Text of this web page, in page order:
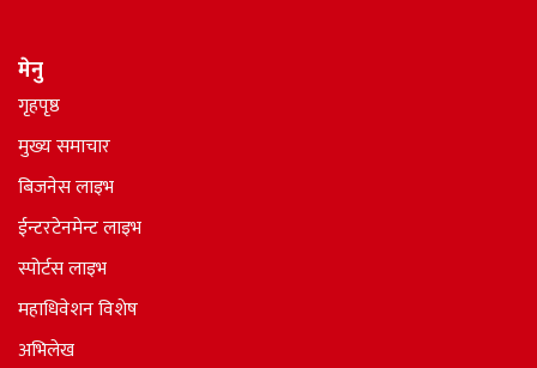
मेनु
गृहपृष्ठ
मुख्य समाचार
बिजनेस लाइभ
ईन्टरटेनमेन्ट लाइभ
स्पोर्टस लाइभ
महाधिवेशन विशेष
अभिलेख